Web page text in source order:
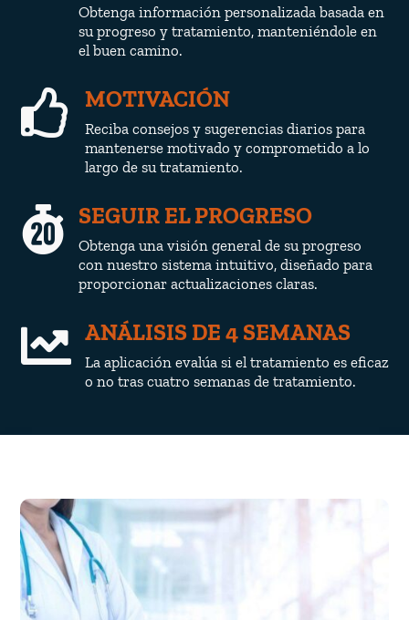
Obtenga información personalizada basada en
su progreso y tratamiento, manteniéndole en
el buen camino.
 MOTIVACIÓN
Reciba consejos y sugerencias diarios para
mantenerse motivado y comprometido a lo
largo de su tratamiento.
 SEGUIR EL PROGRESO
Obtenga una visión general de su progreso
con nuestro sistema intuitivo, diseñado para
proporcionar actualizaciones claras.
 ANÁLISIS DE 4 SEMANAS
La aplicación evalúa si el tratamiento es eficaz
o no tras cuatro semanas de tratamiento.